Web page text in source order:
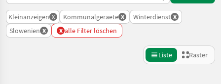
Kleinanzeigen x Kommunalgeraete x Winterdienst x
Slowenien x x alle Filter löschen
Liste Raster